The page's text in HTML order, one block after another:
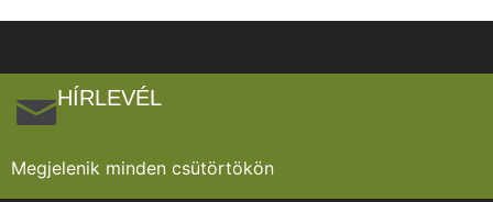
HÍRLEVÉL
Megjelenik minden csütörtökön